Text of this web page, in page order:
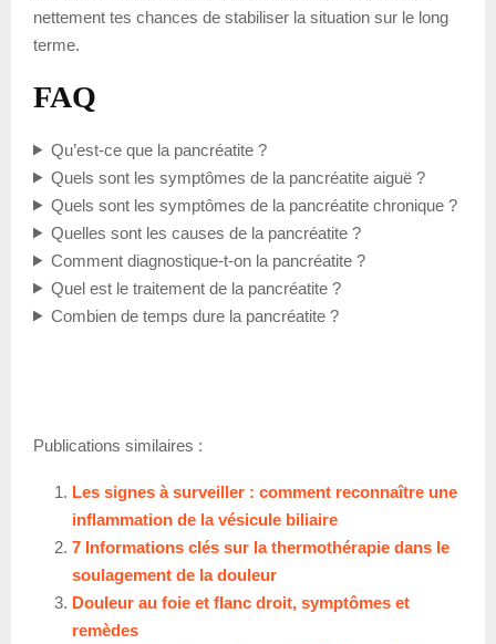
nettement tes chances de stabiliser la situation sur le long
terme.
FAQ
Qu’est-ce que la pancréatite ?
Quels sont les symptômes de la pancréatite aiguë ?
Quels sont les symptômes de la pancréatite chronique ?
Quelles sont les causes de la pancréatite ?
Comment diagnostique-t-on la pancréatite ?
Quel est le traitement de la pancréatite ?
Combien de temps dure la pancréatite ?
Publications similaires :
Les signes à surveiller : comment reconnaître une
inflammation de la vésicule biliaire
7 Informations clés sur la thermothérapie dans le
soulagement de la douleur
Douleur au foie et flanc droit, symptômes et
remèdes